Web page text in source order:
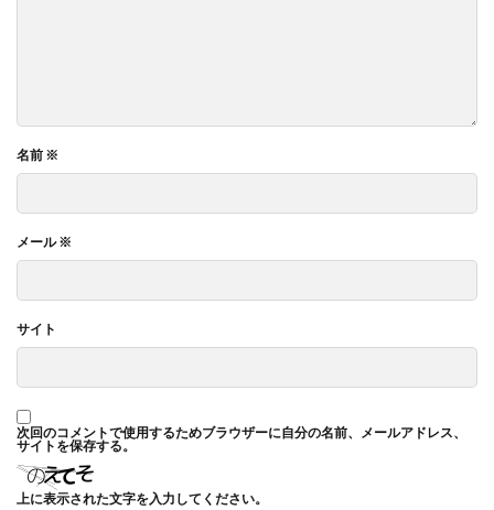
名前 ※
メール※
サイト
次回のコメントで使用するためブラウザーに自分の名前、メールアドレス、
サイトを保存する。
上に表示された文字を入力してください。